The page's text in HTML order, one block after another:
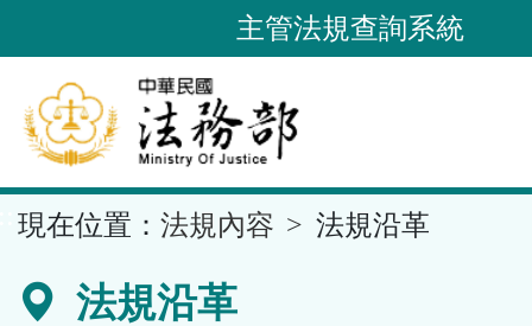
到
要
內
容
區
主管法規查詢系統
現在位置： 法規內容 法規沿革
法規沿革